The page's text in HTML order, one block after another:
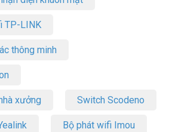
TP-LINK
thông minh
xưởng Switch Scodeno
Bộ phát wifi Imou